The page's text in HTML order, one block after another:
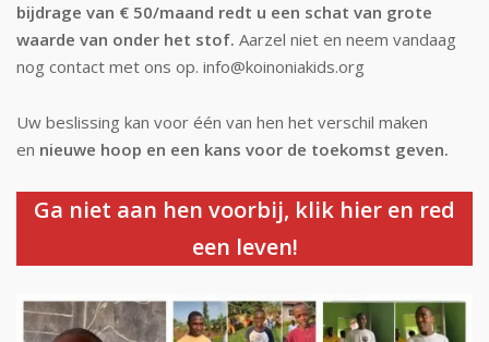
bijdrage van € 50/maand redt u een schat van grote
waarde van onder het stof. Aarzel niet en neem vandaag
nog contact met ons op. info@koinoniakids.org
Uw beslissing kan voor één van hen het verschil maken
en nieuwe hoop en een kans voor de toekomst geven.
Ga niet aan hen voorbij, klik hier en red
een leven!